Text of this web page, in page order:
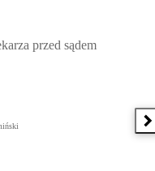
sądem lekarskim,
przed sądem